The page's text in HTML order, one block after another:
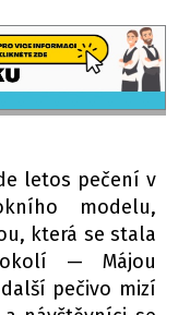
letos pečení v
modelu,
která se stala
— Májou
pečivo mizí